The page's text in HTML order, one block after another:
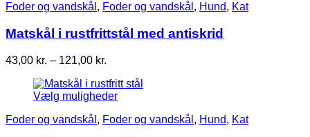
Foder og vandskål , Foder og vandskål , Hund, Kat
Matskål i rustfrittstål med antiskrid
43,00 kr. – 121,00 kr.
til
121,00 kr.
Vælg muligheder
Foder og vandskål , Foder og vandskål , Hund, Kat